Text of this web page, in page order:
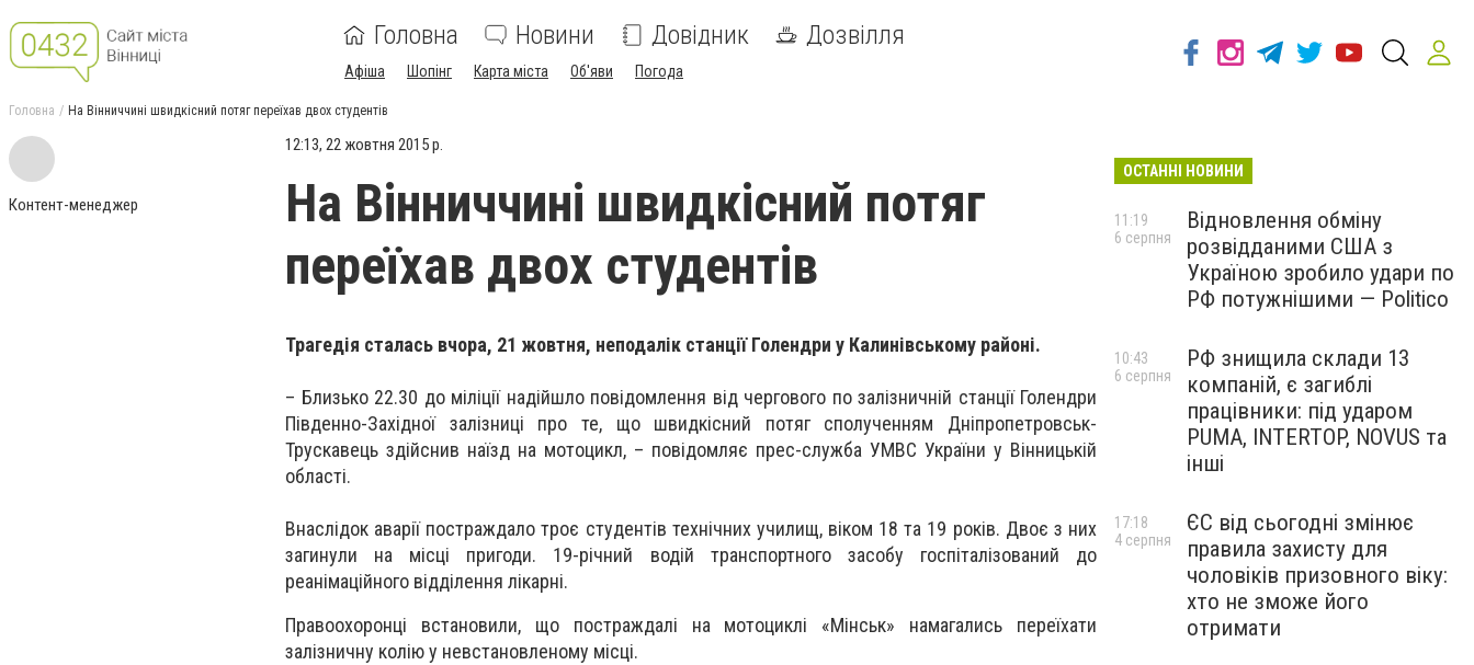
Головна Новини Довідник Дозвілля
Афіша Шопінг Карта міста Об'яви Погода
Головна На Вінниччині швидкісний потяг переїхав двох студентів
Контент-менеджер
12:13, 22 жовтня 2015 р.
На Вінниччині швидкісний потяг
переїхав двох студентів
Трагедія сталась вчора, 21 жовтня, неподалік станції Голендри у Калинівському районі.
– Близько 22.30 до міліції надійшло повідомлення від чергового по залізничній станції Голендри
Південно-Західної залізниці про те, що швидкісний потяг сполученням Дніпропетровськ-
Трускавець здійснив наїзд на мотоцикл, – повідомляє прес-служба УМВС України у Вінницькій
області.
Внаслідок аварії постраждало троє студентів технічних училищ, віком 18 та 19 років. Двоє з них
загинули на місці пригоди. 19-річний водій транспортного засобу госпіталізований до
реанімаційного відділення лікарні.
Правоохоронці встановили, що постраждалі на мотоциклі «Мінськ» намагались переїхати
залізничну колію у невстановленому місці.
ОСТАННІ НОВИНИ
Відновлення обміну
розвідданими США з
Україною зробило удари по
РФ потужнішими — Politico
11:19
6 серпня
РФ знищила склади 13
компаній, є загиблі
працівники: під ударом
PUMA, INTERTOP, NOVUS та
інші
10:43
6 серпня
ЄС від сьогодні змінює
правила захисту для
чоловіків призовного віку:
хто не зможе його
отримати
17:18
4 серпня